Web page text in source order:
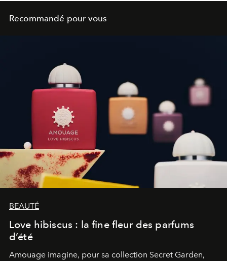
Recommandé pour vous
BEAUTÉ
Love hibiscus : la fine fleur des parfums
d’été
Amouage imagine, pour sa collection Secret Garden,